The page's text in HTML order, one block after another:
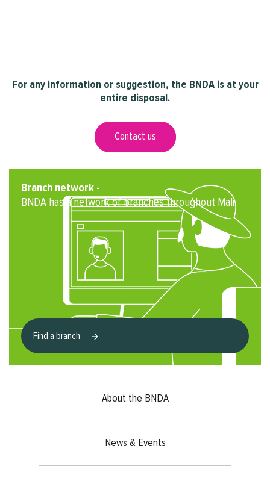
For any information or suggestion, the BNDA is at your
entire disposal.
Contact us
Branch network -
BNDA has a network of branches throughout Mali.
Find a branch
About the BNDA
News & Events